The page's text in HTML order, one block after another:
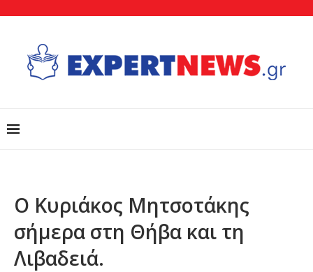
Ο Κυριάκος Μητσοτάκης
σήμερα στη Θήβα και τη
Λιβαδειά.